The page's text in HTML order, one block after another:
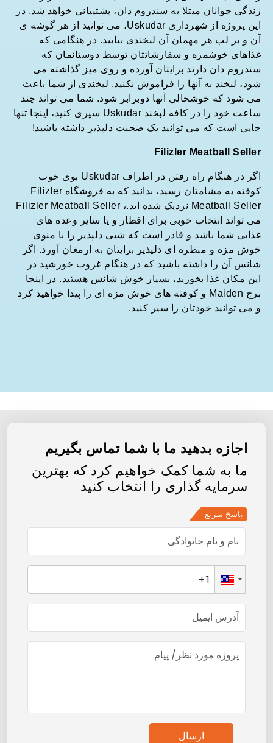
زندگی جوانان مبتلا به سندروم دان، پشتیبانی خواهد شد. در
این پروژه از شهرداری Uskudar، می توانید از هر گوشه ی
آن و بر لب هر مهمان آن لبخندی بیابید. در هنگامی که
غذاهای خوشمزه و سفارشاتتان توسط دوستانمان که
سندروم دان دارند برایتان آورده و روی میز گذاشته می
شود، لبخند به آنها را فراموش نکنید. لبخندی از شما باعث
می شود که خوشحالی آنها دوبرابر شود. شما می تواند چند
ساعت خود را در کافه لبخند Uskudar سپری کنید، اینجا تنها
جایی است که می توانید یک صحبت دلپذیر داشته باشید!
Filizler Meatball Seller
اگر در هنگام راه رفتن در اطراف Uskudar بوی خوب
کوفته به مشامتان رسید، بدانید که به فروشگاه Filizler
Meatball Seller نزدیک شده اید.، Filizler Meatball Seller
می تواند انتخاب خوبی برای افطار و یا سایر وعده های
غذایی شما باشد و قادر است که شبی دلپذیر را با منوی
خوش مزه و منظره ای دلپذیر برایتان به ارمغان آورد. اگر
شانس آن را داشته باشید که در هنگام غروب خورشید در
این مکان غذا بخورید، بسیار خوش شانس هستید. در اینجا
برج Maiden و کوفته های خوش مزه ای را پیدا خواهید کرد
و می توانید خودتان را سیر کنید.
اجازه بدهید ما با شما تماس بگیریم
ما به شما کمک خواهیم کرد که بهترین
سرمایه گذاری را انتخاب کنید
پاسخ سریع
ارسال